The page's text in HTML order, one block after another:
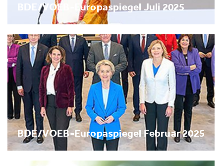
BDE/VOEB-Europaspiegel Juli 2025
BDE/VOEB-Europaspiegel Februar 2025